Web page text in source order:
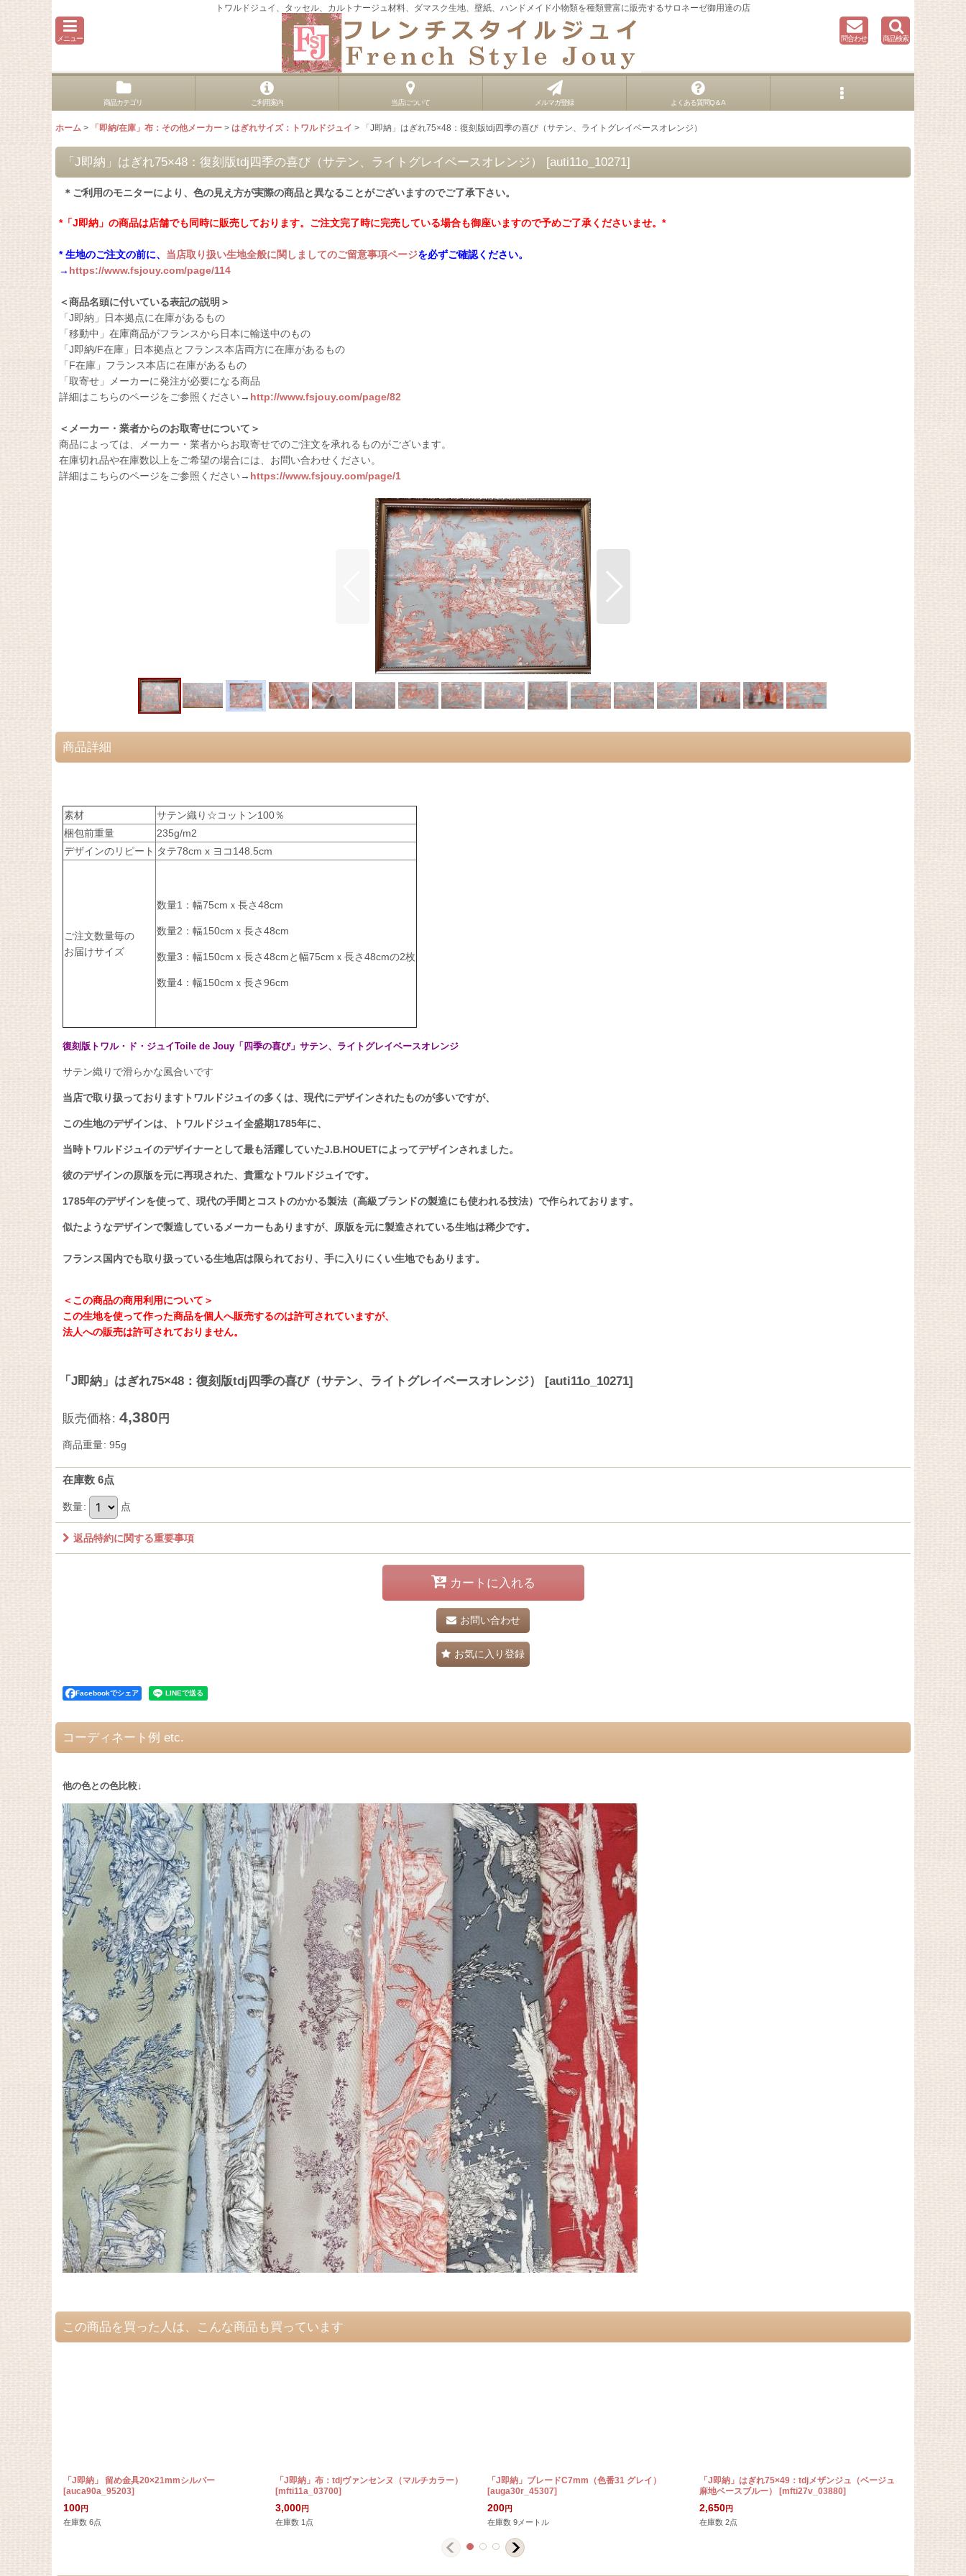
トワルドジュイ、タッセル、カルトナージュ材料、ダマスク生地、壁紙、ハンドメイド小物類を種類豊富に販売するサロネーゼ御用達の店
メニュー 問合わせ 商品検索
商品カテゴリ ご利用案内 当店について メルマガ登録 よくある質問Q＆A
ホーム > 「即納/在庫」布：その他メーカー > はぎれサイズ：トワルドジュイ > 「J即納」はぎれ75×48：復刻版tdj四季の喜び（サテン、ライトグレイベースオレンジ）
「J即納」はぎれ75×48：復刻版tdj四季の喜び（サテン、ライトグレイベースオレンジ） [auti11o_10271]
＊ご利用のモニターにより、色の見え方が実際の商品と異なることがございますのでご了承下さい。
*「J即納」の商品は店舗でも同時に販売しております。ご注文完了時に完売している場合も御座いますので予めご了承くださいませ。*
* 生地のご注文の前に、 当店取り扱い生地全般に関しましてのご留意事項ページを必ずご確認ください。
→ https://www.fsjouy.com/page/114
＜商品名頭に付いている表記の説明＞
「J即納」日本拠点に在庫があるもの
「移動中」在庫商品がフランスから日本に輸送中のもの
「J即納/F在庫」日本拠点とフランス本店両方に在庫があるもの
「F在庫」フランス本店に在庫があるもの
「取寄せ」メーカーに発注が必要になる商品
詳細はこちらのページをご参照ください→ http://www.fsjouy.com/page/82
＜メーカー・業者からのお取寄せについて＞
商品によっては、メーカー・業者からお取寄せでのご注文を承れるものがございます。
在庫切れ品や在庫数以上をご希望の場合には、お問い合わせください。
詳細はこちらのページをご参照ください→ https://www.fsjouy.com/page/1
商品詳細
素材
サテン織り☆コットン100％
梱包前重量
235g/m2
デザインのリピート タテ78cm x ヨコ148.5cm
ご注文数量毎の
お届けサイズ
数量1：幅75cmｘ長さ48cm
数量2：幅150cmｘ長さ48cm
数量3：幅150cmｘ長さ48cmと幅75cmｘ長さ48cmの2枚
数量4：幅150cmｘ長さ96cm
復刻版トワル・ド・ジュイToile de Jouy「四季の喜び」サテン、ライトグレイベースオレンジ
サテン織りで滑らかな風合いです
当店で取り扱っておりますトワルドジュイの多くは、現代にデザインされたものが多いですが、
この生地のデザインは、トワルドジュイ全盛期1785年に、
当時トワルドジュイのデザイナーとして最も活躍していたJ.B.HOUETによってデザインされました。
彼のデザインの原版を元に再現された、貴重なトワルドジュイです。
1785年のデザインを使って、現代の手間とコストのかかる製法（高級ブランドの製造にも使われる技法）で作られております。
似たようなデザインで製造しているメーカーもありますが、原版を元に製造されている生地は稀少です。
フランス国内でも取り扱っている生地店は限られており、手に入りにくい生地でもあります。
＜この商品の商用利用について＞
この生地を使って作った商品を個人へ販売するのは許可されていますが、
法人への販売は許可されておりません。
「J即納」はぎれ75×48：復刻版tdj四季の喜び（サテン、ライトグレイベースオレンジ） [auti11o_10271]
販売価格: 4,380 円
商品重量: 95g
在庫数 6点
数量: 点
返品特約に関する重要事項
カートに入れる
お問い合わせ
お気に入り登録
Facebookでシェア
コーディネート例 etc.
他の色との色比較↓
この商品を買った人は、こんな商品も買っています
「J即納」 留め金具20×21mmシルバー
[auca90a_95203]
100円
在庫数 6点
「J即納」布：tdjヴァンセンヌ（マルチカラー）
[mfti11a_03700]
3,000円
在庫数 1点
「J即納」ブレードC7mm（色番31 グレイ）
[auga30r_45307]
200円
在庫数 9メートル
「J即納」はぎれ75×49：tdjメザンジュ（ベージュ
麻地ベースブルー）
[mfti27v_03880]
2,650円
在庫数 2点